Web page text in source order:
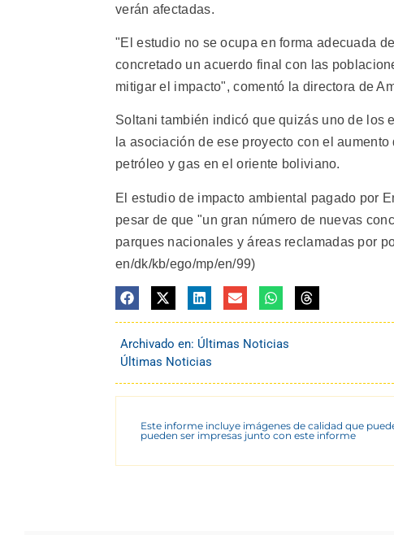
verán afectadas.
"El estudio no se ocupa en forma adecuada
concretado un acuerdo final con las
mitigar el impacto", comentó la directora de
Soltani también indicó que quizás uno de los
la asociación de ese proyecto con el
petróleo y gas en el oriente boliviano.
El estudio de impacto ambiental pagado por
pesar de que "un gran número de nuevas
parques nacionales y áreas reclamadas por
en/dk/kb/ego/mp/en/99)
Archivado en: Últimas Noticias
Últimas Noticias
Este informe incluye imágenes de calidad que
pueden ser impresas junto con este informe